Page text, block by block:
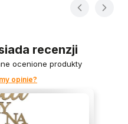
recenzji
ocenione produkty
opinie?